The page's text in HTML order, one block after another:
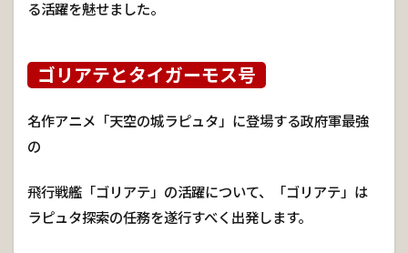
る活躍を魅せました。
ゴリアテとタイガーモス号
名作アニメ「天空の城ラピュタ」に登場する政府軍最強
の
飛行戦艦「ゴリアテ」の活躍について、「ゴリアテ」は
ラピュタ探索の任務を遂行すべく出発します。